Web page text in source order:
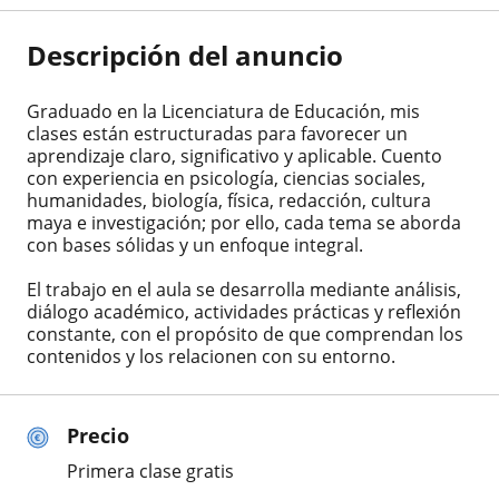
Precio
Primera clase gratis
Descripción del anuncio
Graduado en la Licenciatura de Educación, mis
clases están estructuradas para favorecer un
aprendizaje claro, significativo y aplicable. Cuento
con experiencia en psicología, ciencias sociales,
humanidades, biología, física, redacción, cultura
maya e investigación; por ello, cada tema se aborda
con bases sólidas y un enfoque integral.
El trabajo en el aula se desarrolla mediante análisis,
diálogo académico, actividades prácticas y reflexión
constante, con el propósito de que comprendan los
contenidos y los relacionen con su entorno.